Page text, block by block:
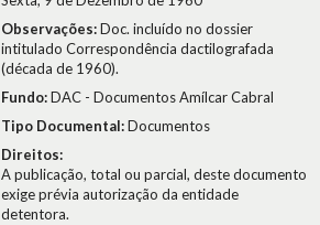
Observações:Doc. incluído no dossier
intitulado Correspondência dactilografada
(década de 1960).
Fundo:DAC - Documentos Amílcar Cabral
Tipo Documental:Documentos
Direitos:
A publicação, total ou parcial, deste documento
exige prévia autorização da entidade
detentora.